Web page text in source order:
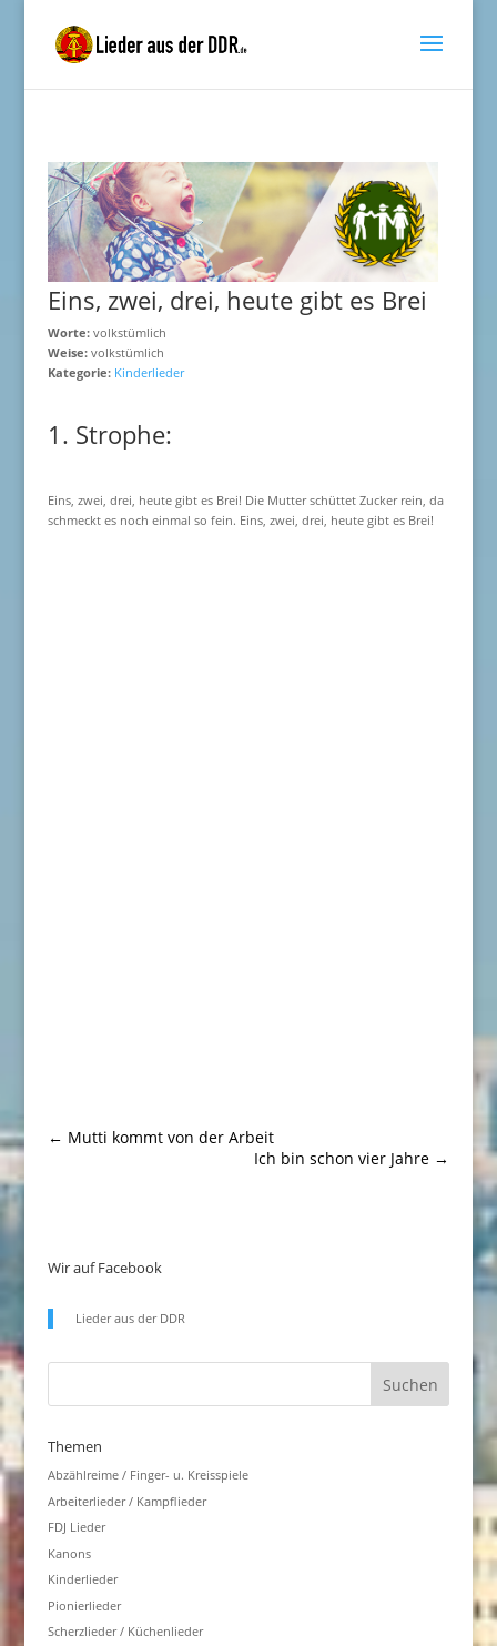
Eins, zwei, drei, heute gibt es Brei
Worte:volkstümlich
Weise:volkstümlich
Kategorie: Kinderlieder
1. Strophe:
Eins, zwei, drei, heute gibt es Brei! Die Mutter schüttet Zucker rein, da
schmeckt es noch einmal so fein. Eins, zwei, drei, heute gibt es Brei!
← Mutti kommt von der Arbeit
Ich bin schon vier Jahre →
Wir auf Facebook
Lieder aus der DDR
Themen
Abzählreime / Finger- u. Kreisspiele
Arbeiterlieder / Kampflieder
FDJ Lieder
Kanons
Kinderlieder
Pionierlieder
Scherzlieder / Küchenlieder